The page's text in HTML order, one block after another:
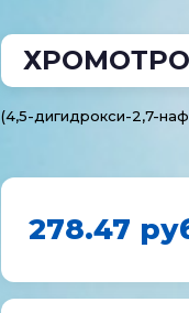
(4,5-​дигидрокси-​2,7-​
278.47